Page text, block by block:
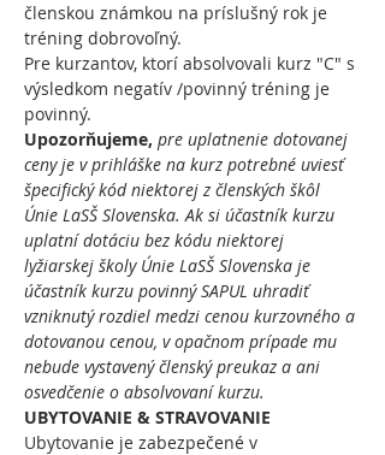
členskou známkou na príslušný rok je
tréning dobrovoľný.
Pre kurzantov, ktorí absolvovali kurz "C" s
výsledkom negatív /povinný tréning je
povinný.
Upozorňujeme, pre uplatnenie dotovanej
ceny je v prihláške na kurz potrebné uviesť
špecifický kód niektorej z členských škôl
Únie LaSŠ Slovenska. Ak si účastník kurzu
uplatní dotáciu bez kódu niektorej
lyžiarskej školy Únie LaSŠ Slovenska je
účastník kurzu povinný SAPUL uhradiť
vzniknutý rozdiel medzi cenou kurzovného a
dotovanou cenou, v opačnom prípade mu
nebude vystavený členský preukaz a ani
osvedčenie o absolvovaní kurzu.
UBYTOVANIE & STRAVOVANIE
Ubytovanie je zabezpečené v